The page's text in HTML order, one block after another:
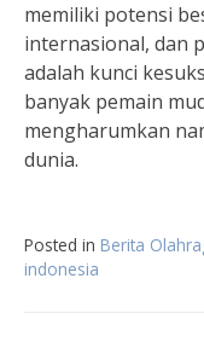
memiliki potensi
internasional, dan
adalah kunci
banyak pemain
mengharumkan
dunia.
Posted in Berita
indonesia